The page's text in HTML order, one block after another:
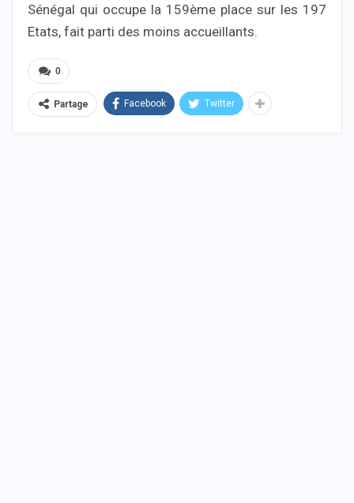
Sénégal qui occupe la 159ème place sur les 197
Etats, fait parti des moins accueillants.
0
Partage Facebook Twitter